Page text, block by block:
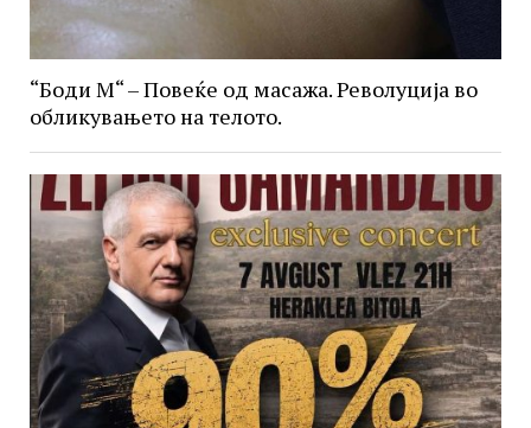
“Боди М“ – Повеќе од масажа. Револуција во
обликувањето на телото.